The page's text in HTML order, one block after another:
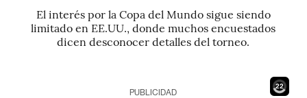
El interés por la Copa del Mundo sigue siendo
limitado en EE.UU., donde muchos encuestados
dicen desconocer detalles del torneo.
20
PUBLICIDAD